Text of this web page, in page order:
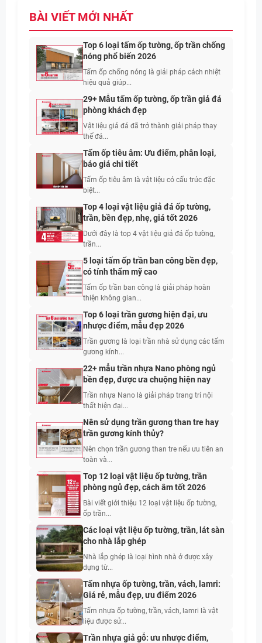
BÀI VIẾT MỚI NHẤT
Top 6 loại tấm ốp tường, ốp trần chống
nóng phổ biến 2026
Tấm ốp chống nóng là giải pháp cách nhiệt
hiệu quả giúp...
29+ Mẫu tấm ốp tường, ốp trần giả đá
phòng khách đẹp
Vật liệu giả đá đã trở thành giải pháp thay
thế đá...
Tấm ốp tiêu âm: Ưu điểm, phân loại,
báo giá chi tiết
Tấm ốp tiêu âm là vật liệu có cấu trúc đặc
biệt...
Top 4 loại vật liệu giả đá ốp tường,
trần, bền đẹp, nhẹ, giá tốt 2026
Dưới đây là top 4 vật liệu giả đá ốp tường,
trần...
5 loại tấm ốp trần ban công bền đẹp,
có tính thẩm mỹ cao
Tấm ốp trần ban công là giải pháp hoàn
thiện không gian...
Top 6 loại trần gương hiện đại, ưu
nhược điểm, mẫu đẹp 2026
Trần gương là loại trần nhà sử dụng các tấm
gương kính...
22+ mẫu trần nhựa Nano phòng ngủ
bền đẹp, được ưa chuộng hiện nay
Trần nhựa Nano là giải pháp trang trí nội
thất hiện đại...
Nên sử dụng trần gương than tre hay
trần gương kính thủy?
Nên chọn trần gương than tre nếu ưu tiên an
toàn và...
Top 12 loại vật liệu ốp tường, trần
phòng ngủ đẹp, cách âm tốt 2026
Bài viết giới thiệu 12 loại vật liệu ốp tường,
ốp trần...
Các loại vật liệu ốp tường, trần, lát sàn
cho nhà lắp ghép
Nhà lắp ghép là loại hình nhà ở được xây
dựng từ...
Tấm nhựa ốp tường, trần, vách, lamri:
Giá rẻ, mẫu đẹp, ưu điểm 2026
Tấm nhựa ốp tường, trần, vách, lamri là vật
liệu được sử...
Trần nhựa giả gỗ: ưu nhược điểm,